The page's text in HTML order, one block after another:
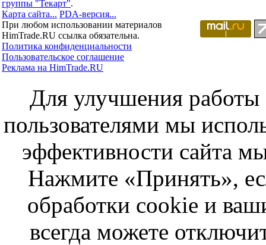
группы "Текарт".
Карта сайта... PDA-версия...
При любом использовании материалов
HimTrade.RU ссылка обязательна.
Политика конфиденциальности
Пользовательское соглашение
Реклама на HimTrade.RU
Для улучшения работы
пользователями мы
эффективности сайта
Нажмите «Принять»,
обработки cookie и
всегда можете